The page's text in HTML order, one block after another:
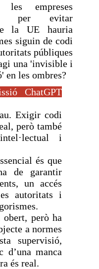
les empreses
per evitar
la UE hauria
siguin de codi
públiques
una 'invisible i
en les ombres?
ChatGPT
Exigir codi
però també
i
és que
de garantir
un accés
autoritats i
però ha
a normes
supervisió,
d’una manca
és real.